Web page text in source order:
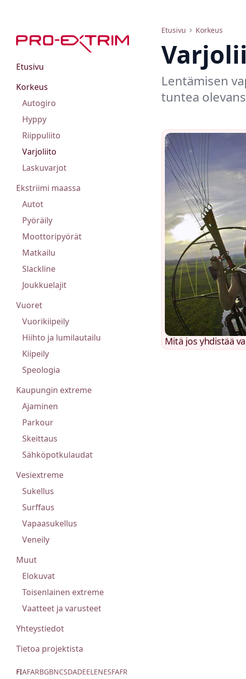
Etusivu
Korkeus
Autogiro
Hyppy
Riippuliito
Varjoliito
Laskuvarjot
Ekstriimi maassa
Autot
Pyöräily
Moottoripyörät
Matkailu
Slackline
Joukkuelajit
Vuoret
Vuorikiipeily
Hiihto ja lumilautailu
Kiipeily
Speologia
Kaupungin extreme
Ajaminen
Parkour
Skeittaus
Sähköpotkulaudat
Vesiextreme
Sukellus
Surffaus
Vapaasukellus
Veneily
Muut
Elokuvat
Toisenlainen extreme
Vaatteet ja varusteet
Yhteystiedot
Tietoa projektista
FIAFARBGBNCSDADEELENESFAFR
Etusivu Korkeus
Varjoliito
Lentämisen
tuntea
Mitä jos yhdistää